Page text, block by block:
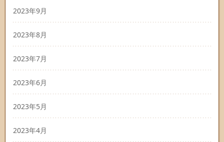
2023年9月
2023年8月
2023年7月
2023年6月
2023年5月
2023年4月